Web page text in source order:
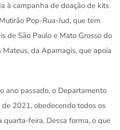
à campanha de doação de kits
Pop-Rua-Jud, que tem
de São Paulo e Mato Grosso do
da Apamagis, que apoia
ano passado, o Departamento
2021, obedecendo todos os
feira. Dessa forma, o que